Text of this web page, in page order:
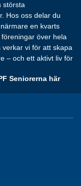
största
Hos oss delar du
en kvarts
över hela
verkar vi för att skapa
– och ett aktivt liv för
Seniorerna här